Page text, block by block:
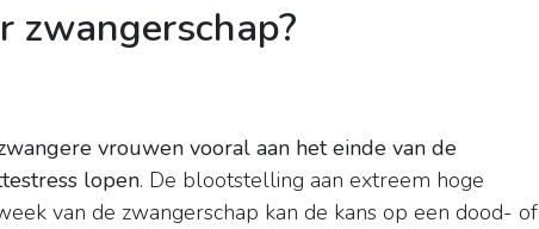
zwangerschap?
vrouwen vooral aan het einde van de
lopen. De blootstelling aan extreem hoge
van de zwangerschap kan de kans op een dood- of